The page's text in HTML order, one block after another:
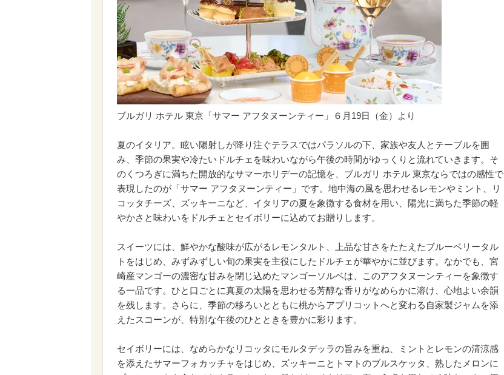
ブルガリ ホテル 東京「サマー アフタヌーンティー」６月19日（金）より
夏のイタリア。眩い陽射しが降り注ぐテラスではパラソルの下、家族や友人とテーブルを囲
み、季節の果実や冷たいドルチェを味わいながら午後の時間がゆっくりと流れていきます。そ
のくつろぎに満ちた開放的なサマーホリデーの記憶を、ブルガリ ホテル 東京ならではの感性で
表現したのが「サマー アフタヌーンティー」です。地中海の風を思わせるレモンやミント、リ
コッタチーズ、ズッキーニなど、イタリアの夏を象徴する食材を用い、陽光に満ちた季節の軽
やかさと味わいをドルチェとセイボリーに込めてお贈りします。
スイーツには、鮮やかな酸味が広がるレモンタルト、上品な甘さをたたえたブルーベリータル
トをはじめ、みずみずしい旬の果実を主役にしたドルチェが華やかに並びます。なかでも、宮
崎産マンゴーの濃密な甘みを閉じ込めたマンゴーソルベは、このアフタヌーンティーを象徴す
る一品です。ひと口ごとに真夏の太陽を思わせる芳醇な香りがなめらかに溶け、心地よい余韻
を残します。さらに、季節の移ろいとともに桃からアプリコットへと変わる自家製ジャムを添
えたスコーンが、特別な午後のひとときを豊かに彩ります。
セイボリーには、なめらかなリコッタにモルタデッラの旨みを重ね、ミントとレモンの清涼感
を添えたサマーフォカッチャをはじめ、ズッキーニとトマトのブルスケッタ、熟したメロンに